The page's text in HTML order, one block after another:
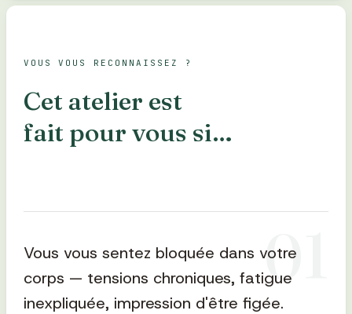
VOUS VOUS RECONNAISSEZ ?
Cet atelier est
fait pour vous si…
0
Vous vous sentez bloquée dans votre
corps — tensions chroniques, fatigue
inexpliquée, impression d'être figée.